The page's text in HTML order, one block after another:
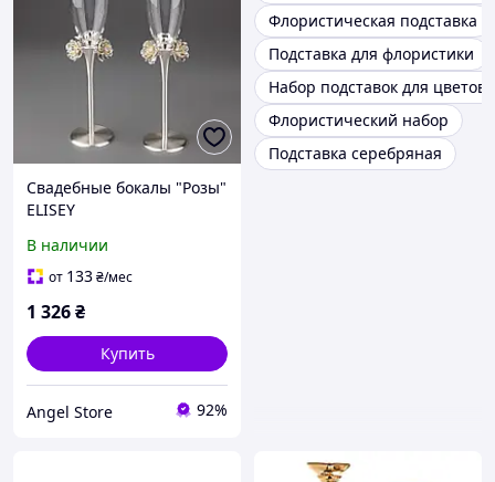
Свадебные бокалы "Розы"
ELISEY
В наличии
от 133₴/мес
1 326₴
Купить
Angel Store 92%
Флористическая подставка
Подставка для флористики
Набор подставок для цветов
Флористический набор
Подставка серебряная